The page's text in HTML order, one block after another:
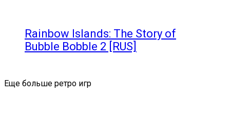
Rainbow Islands: The Story of
Bubble Bobble 2 [RUS]
Еще больше ретро игр